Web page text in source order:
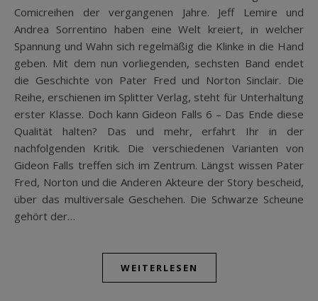
Comicreihen der vergangenen Jahre. Jeff Lemire und
Andrea Sorrentino haben eine Welt kreiert, in welcher
Spannung und Wahn sich regelmäßig die Klinke in die Hand
geben. Mit dem nun vorliegenden, sechsten Band endet
die Geschichte von Pater Fred und Norton Sinclair. Die
Reihe, erschienen im Splitter Verlag, steht für Unterhaltung
erster Klasse. Doch kann Gideon Falls 6 – Das Ende diese
Qualität halten? Das und mehr, erfahrt Ihr in der
nachfolgenden Kritik. Die verschiedenen Varianten von
Gideon Falls treffen sich im Zentrum. Längst wissen Pater
Fred, Norton und die Anderen Akteure der Story bescheid,
über das multiversale Geschehen. Die Schwarze Scheune
gehört der…
WEITERLESEN